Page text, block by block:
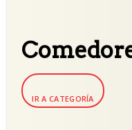
IR A CATEGORÍA